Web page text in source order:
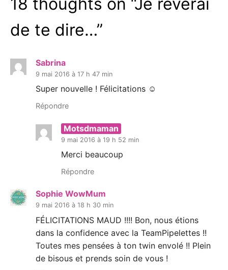
18 thoughts on “Je rêverai
de te dire…”
Sabrina
9 mai 2016 à 17 h 47 min
Super nouvelle ! Félicitations ☺
Répondre
Motsdmaman
9 mai 2016 à 19 h 52 min
Merci beaucoup
Répondre
Sophie WowMum
9 mai 2016 à 18 h 30 min
FÉLICITATIONS MAUD !!!! Bon, nous étions
dans la confidence avec la TeamPipelettes !!
Toutes mes pensées à ton twin envolé !! Plein
de bisous et prends soin de vous !